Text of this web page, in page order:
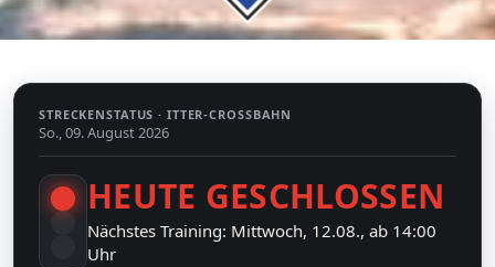
STRECKENSTATUS · ITTER-CROSSBAHN
So., 09. August 2026
HEUTE GESCHLOSSEN
Nächstes Training: Mittwoch, 12.08., ab 14:00
Uhr